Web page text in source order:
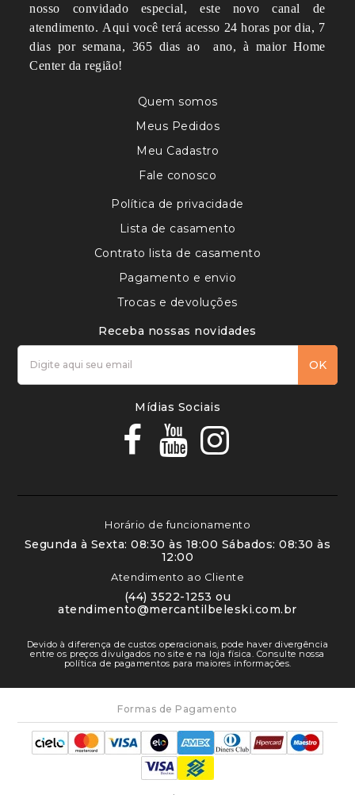
nosso convidado especial, este novo canal de
atendimento. Aqui você terá acesso 24 horas por dia, 7
dias por semana, 365 dias ao ano, à maior Home
Center da região!
Quem somos
Meus Pedidos
Meu Cadastro
Fale conosco
Política de privacidade
Lista de casamento
Contrato lista de casamento
Pagamento e envio
Trocas e devoluções
Receba nossas novidades
OK
Mídias Sociais
Horário de funcionamento
Segunda à Sexta: 08:30 às 18:00 Sábados: 08:30 às
12:00
Atendimento ao Cliente
(44) 3522-1253 ou
atendimento@mercantilbeleski.com.br
Devido à diferença de custos operacionais, pode haver divergência
entre os preços divulgados no site e na loja física. Consulte nossa
política de pagamentos para maiores informações.
Formas de Pagamento